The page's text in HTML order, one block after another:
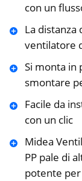
con un
La distanza
ventilatore
Si monta in
smontare
Facile da
con un clic
Midea
PP pale di
potente per